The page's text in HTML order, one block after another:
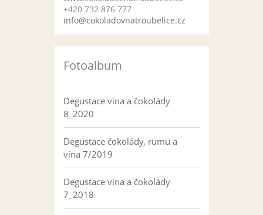
+420 732 876 777
info@cokoladovnatroubelice.cz
Fotoalbum
Degustace vína a čokolády
8_2020
Degustace čokolády, rumu a
vína 7/2019
Degustace vína a čokolády
7_2018